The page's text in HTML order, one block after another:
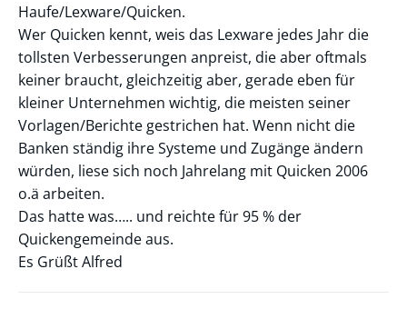
Haufe/Lexware/Quicken.
Wer Quicken kennt, weis das Lexware jedes Jahr die
tollsten Verbesserungen anpreist, die aber oftmals
keiner braucht, gleichzeitig aber, gerade eben für
kleiner Unternehmen wichtig, die meisten seiner
Vorlagen/Berichte gestrichen hat. Wenn nicht die
Banken ständig ihre Systeme und Zugänge ändern
würden, liese sich noch Jahrelang mit Quicken 2006
o.ä arbeiten.
Das hatte was….. und reichte für 95 % der
Quickengemeinde aus.
Es Grüßt Alfred